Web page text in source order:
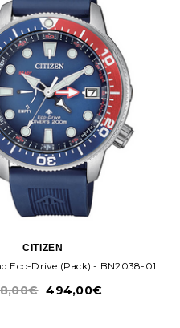
CITIZEN
Eco-Drive (Pack) - BN2038-01L
494,00€